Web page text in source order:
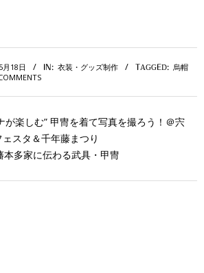
月18日 IN: 衣装・グッズ制作 TAGGED: 烏帽
が楽しむ” 甲冑を着て写真を撮ろう！＠宍
スタ＆千年藤まつり
本多家に伝わる武具・甲冑